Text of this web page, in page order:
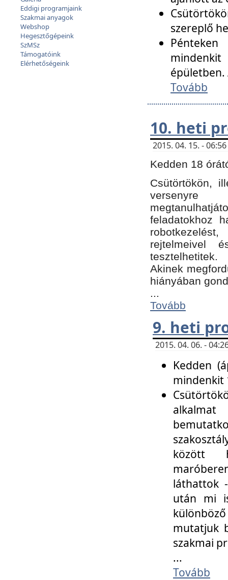
Eddigi programjaink
Szakmai anyagok
Webshop
Hegesztőgépeink
SzMSz
Támogatóink
Elérhetőségeink
szereplő
épületben.
Tovább
10. heti
2015. 04. 15. -
Kedden 18
Csütörtökön,
versenyre
feladatokhoz
rejtelmeivel
tesztelhetitek.
Akinek
hiányában
...
Tovább
9. heti
2015. 04. 06. -
Kedden
mindenkit
között
láthattok
után mi
mutatjuk
szakmai
...
Tovább